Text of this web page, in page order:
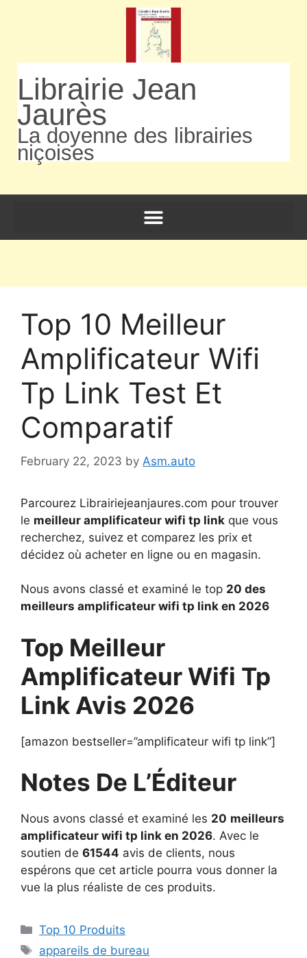
Librairie Jean
Jaurès
La doyenne des librairies
niçoises
Top 10 Meilleur
Amplificateur Wifi
Tp Link Test Et
Comparatif
February 22, 2023 by Asm.auto
Parcourez Librairiejeanjaures.com pour trouver
le meilleur amplificateur wifi tp link que vous
recherchez, suivez et comparez les prix et
décidez où acheter en ligne ou en magasin.
Nous avons classé et examiné le top 20 des
meilleurs amplificateur wifi tp link en 2026
Top Meilleur
Amplificateur Wifi Tp
Link Avis 2026
[amazon bestseller=”amplificateur wifi tp link”]
Notes De L’Éditeur
Nous avons classé et examiné les 20 meilleurs
amplificateur wifi tp link en 2026. Avec le
soutien de 61544 avis de clients, nous
espérons que cet article pourra vous donner la
vue la plus réaliste de ces produits.
Top 10 Produits
appareils de bureau